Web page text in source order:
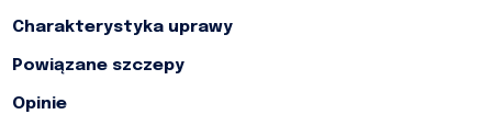
Charakterystyka uprawy
Powiązane szczepy
Opinie